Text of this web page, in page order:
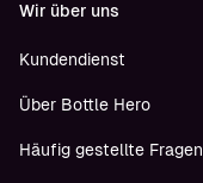
Wir über uns
Kundendienst
Über Bottle Hero
Häufig gestellte Fragen